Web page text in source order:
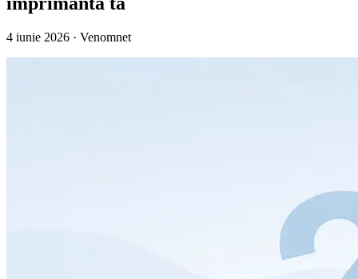
4 iunie 2026 · Venomnet